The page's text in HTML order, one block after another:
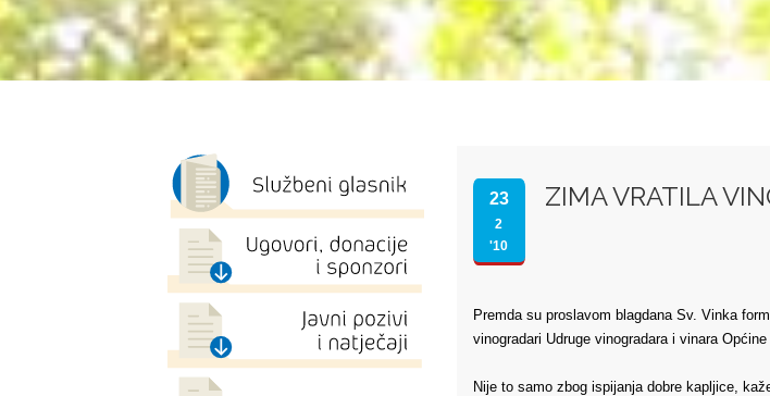
23
2
'10
ZIMA VRATILA
Premda su proslavom blagdana Sv. Vinka
vinogradari Udruge vinogradara i vinara
Nije to samo zbog ispijanja dobre kapljice,